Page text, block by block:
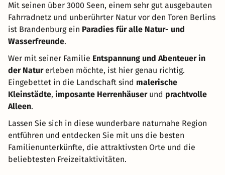
Mit seinen über 3000 Seen, einem sehr gut ausgebauten
Fahrradnetz und unberührter Natur vor den Toren Berlins
ist Brandenburg ein Paradies für alle Natur- und
Wasserfreunde.
Wer mit seiner Familie Entspannung und Abenteuer in
der Naturerleben möchte, ist hier genau richtig.
Eingebettet in die Landschaft sind malerische
Kleinstädte, imposante Herrenhäuserund prachtvolle
Alleen.
Lassen Sie sich in diese wunderbare naturnahe Region
entführen und entdecken Sie mit uns die besten
Familienunterkünfte, die attraktivsten Orte und die
beliebtesten Freizeitaktivitäten.